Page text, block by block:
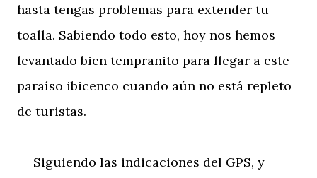
hasta tengas problemas para extender tu
toalla. Sabiendo todo esto, hoy nos hemos
levantado bien tempranito para llegar a este
paraíso ibicenco cuando aún no está repleto
de turistas.
Siguiendo las indicaciones del GPS, y